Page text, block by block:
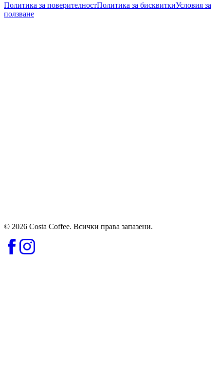
Политика за поверителностПолитика за бисквиткиУсловия за
ползване
© 2026 Costa Coffee. Всички права запазени.